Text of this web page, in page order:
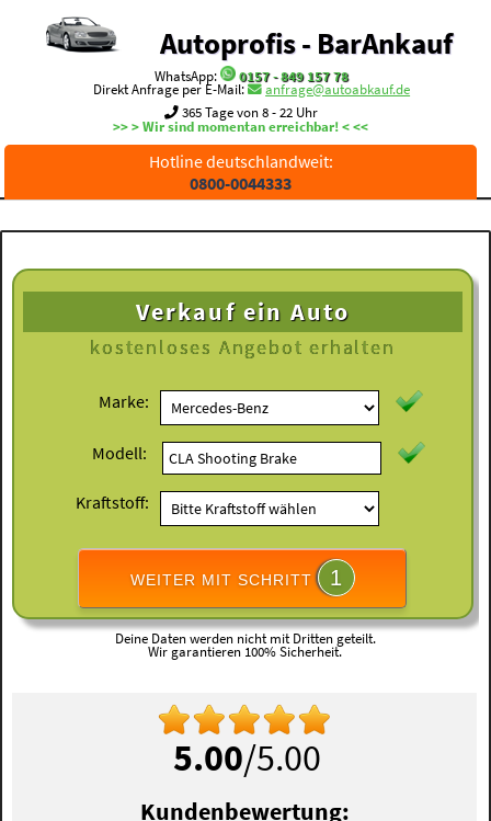
Autoprofis - BarAnkauf
WhatsApp:
0157 - 849 157 78
Direkt Anfrage per E-Mail:
anfrage@autoabkauf.de
365 Tage von 8 - 22 Uhr
>> > Wir sind momentan erreichbar! < <<
Hotline deutschlandweit:
0800-0044333
Verkauf ein Auto
kostenloses Angebot erhalten
Marke:
Modell:
Kraftstoff:
WEITER MIT SCHRITT 1
Deine Daten werden nicht mit Dritten geteilt.
Wir garantieren 100% Sicherheit.
5.00/5.00
Kundenbewertung: